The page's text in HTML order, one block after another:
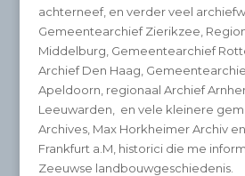
achterneef, en verder veel
Gemeentearchief Zierikzee,
Middelburg, Gemeentearchief
Archief Den Haag,
Apeldoorn, regionaal Archief
Leeuwarden, en vele kleinere
Archives, Max Horkheimer Archiv
Frankfurt a.M, historici die me
Zeeuwse landbouwgeschiedenis.